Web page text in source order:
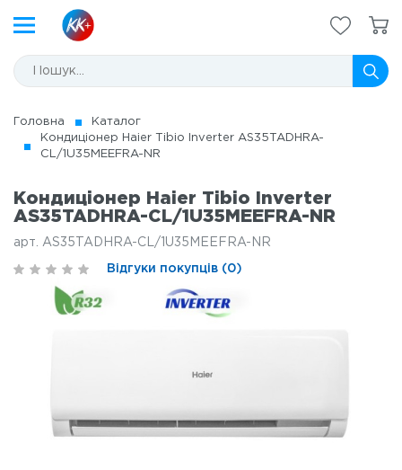
Головна
Каталог
Кондиціонер Haier Tibio Inverter AS35TADHRA-
CL/1U35MEEFRA-NR
Кондиціонер Haier Tibio Inverter
AS35TADHRA-CL/1U35MEEFRA-NR
арт. AS35TADHRA-CL/1U35MEEFRA-NR
Відгуки покупців (0)